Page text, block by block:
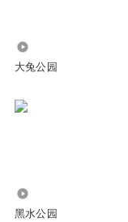
大兔公园
黑水公园